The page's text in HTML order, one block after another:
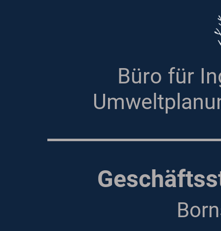
Büro für